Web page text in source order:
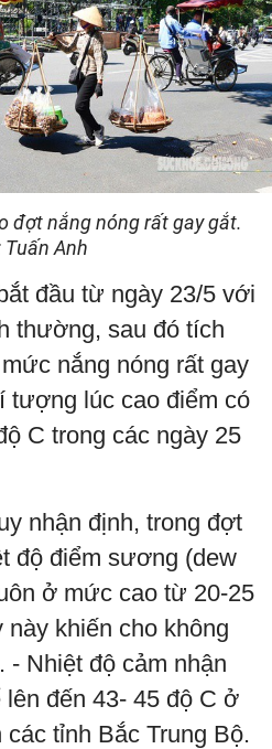
đợt nắng nóng rất gay gắt.
Tuấn Anh
đầu từ ngày 23/5 với
thường, sau đó tích
nắng nóng rất gay
tượng lúc cao điểm có
C trong các ngày 25
nhận định, trong đợt
độ điểm sương (dew
ở mức cao từ 20-25
này khiến cho không
- Nhiệt độ cảm nhận
đến 43- 45 độ C ở
tỉnh Bắc Trung Bộ.